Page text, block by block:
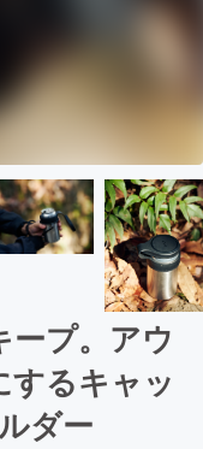
プ。アウ
するキャッ
ダー